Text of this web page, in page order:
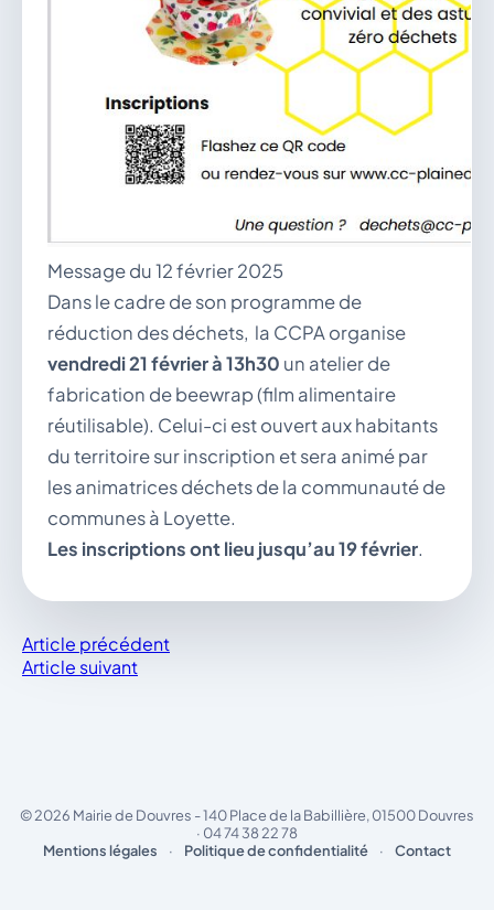
Message du 12 février 2025
Dans le cadre de son programme de
réduction des déchets, la CCPA organise
vendredi 21 février à 13h30 un atelier de
fabrication de beewrap (film alimentaire
réutilisable). Celui-ci est ouvert aux habitants
du territoire sur inscription et sera animé par
les animatrices déchets de la communauté de
communes à Loyette.
Les inscriptions ont lieu jusqu’au 19 février.
Article précédent
Article suivant
© 2026 Mairie de Douvres - 140 Place de la Babillière, 01500 Douvres
· 04 74 38 22 78
Mentions légales
· Politique de confidentialité · Contact